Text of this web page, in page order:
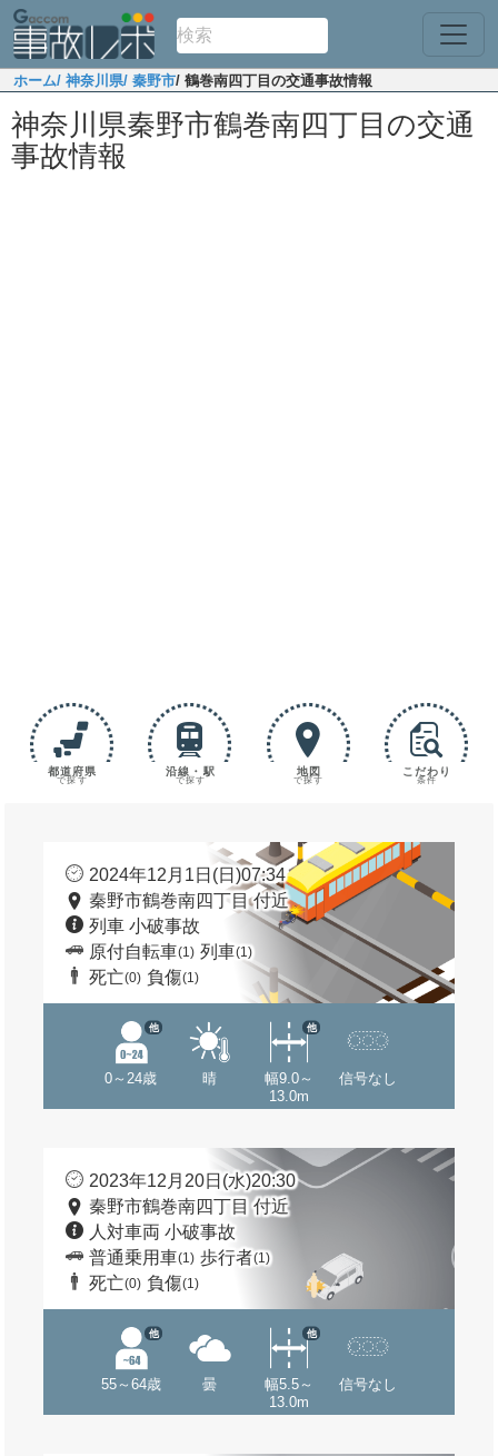
ホーム/ 神奈川県/ 秦野市/ 鶴巻南四丁目の交通事故情報
神奈川県秦野市鶴巻南四丁目の交通
事故情報
都道府県
で探す
沿線・駅
で探す
地図
で探す
こだわり
条件
2024年12月1日(日)07:34
秦野市鶴巻南四丁目 付近
列車 小破事故
原付自転車(1) 列車(1)
死亡(0) 負傷(1)
0～24歳
他
晴
幅9.0～
13.0m
他
信号なし
2023年12月20日(水)20:30
秦野市鶴巻南四丁目 付近
人対車両 小破事故
普通乗用車(1) 歩行者(1)
死亡(0) 負傷(1)
55～64歳
他
曇
幅5.5～
13.0m
他
信号なし